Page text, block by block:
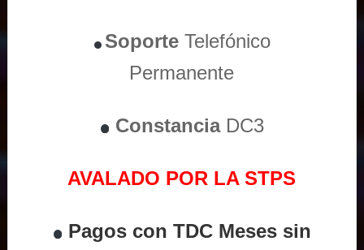
Soporte Telefónico
Permanente
ConstanciaDC3
AVALADO POR LA STPS
Pagos con TDC Meses sin